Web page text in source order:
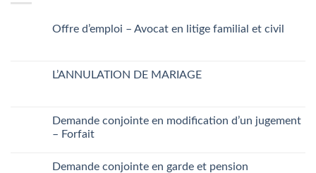
Offre d’emploi – Avocat en litige familial et civil
L’ANNULATION DE MARIAGE
Demande conjointe en modification d’un jugement
– Forfait
Demande conjointe en garde et pension